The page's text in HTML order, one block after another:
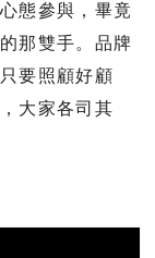
態參與，畢竟
那雙手。品牌
要照顧好顧
大家各司其